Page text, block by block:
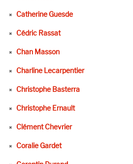
Catherine Guesde
Cédric Rassat
Chan Masson
Charline Lecarpentier
Christophe Basterra
Christophe Ernault
Clément Chevrier
Coralie Gardet